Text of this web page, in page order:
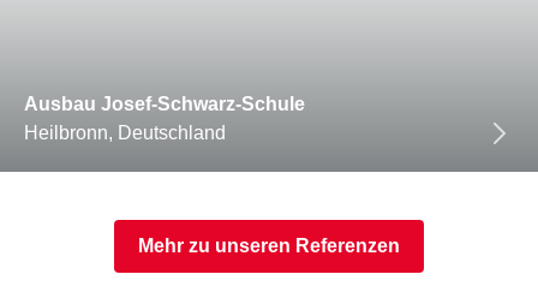
Ausbau Josef-Schwarz-Schule
Heilbronn, Deutschland
Mehr zu unseren Referenzen